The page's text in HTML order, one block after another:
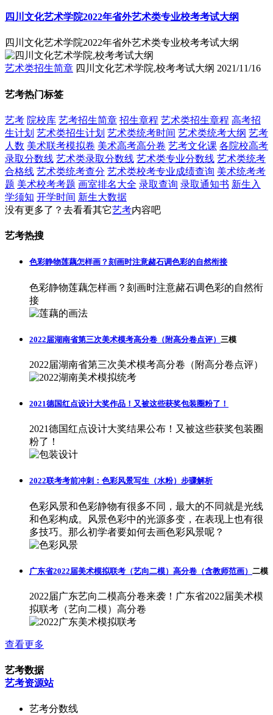
四川文化艺术学院2022年省外艺术类专业校考考试大纲
四川文化艺术学院2022年省外艺术类专业校考考试大纲
艺术类招生简章 四川文化艺术学院,校考考试大纲 2021/11/16
艺考热门标签
艺考 院校库 艺考招生简章 招生章程 艺术类招生章程 高考招
生计划 艺术类招生计划 艺术类统考时间 艺术类统考大纲 艺考
人数 美术联考模拟卷 美术高考高分卷 艺考文化课 各院校高考
录取分数线 艺术类录取分数线 艺术类专业分数线 艺术类统考
合格线 艺术类统考查分 艺术类校考专业成绩查询 美术统考考
题 美术校考考题 画室排名大全 录取查询 录取通知书 新生入
学须知 开学时间 新生大数据
没有更多了？去看看其它艺考内容吧
艺考热搜
色彩静物莲藕怎样画？刻画时注意赭石调色彩的自然衔接
色彩静物莲藕怎样画？刻画时注意赭石调色彩的自然衔
接
2022届湖南省第三次美术模考高分卷（附高分卷点评） 三模
2022届湖南省第三次美术模考高分卷（附高分卷点评）
2021德国红点设计大奖作品！又被这些获奖包装圈粉了！
2021德国红点设计大奖结果公布！又被这些获奖包装圈
粉了！
2022联考考前冲刺：色彩风景写生（水粉）步骤解析
色彩风景和色彩静物有很多不同，最大的不同就是光线
和色彩构成。风景色彩中的光源多变，在表现上也有很
多技巧。那么初学者要如何去画色彩风景呢？
广东省2022届美术模拟联考（艺向二模）高分卷（含教师范画） 二模
2022届广东艺向二模高分卷来袭！广东省2022届美术模
拟联考（艺向二模）高分卷
查看更多
艺考数据
艺考资源站
艺考分数线